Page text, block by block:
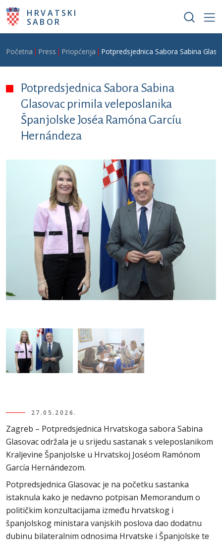
Skoči na glavni sadržaj
HRVATSKI
SABOR
Breadcrumb
Početna Press Priopćenja Potpredsjednica Sabora Sabina
Potpredsjednica Sabora Sabina
Glasovac primila veleposlanika
Španjolske Joséa Ramóna Garcíu
Hernándeza
27.05.2026.
Zagreb – Potpredsjednica Hrvatskoga sabora Sabina
Glasovac održala je u srijedu sastanak s veleposlanikom
Kraljevine Španjolske u Hrvatskoj Joséom Ramónom
García Hernándezom.
Potpredsjednica Glasovac je na početku sastanka
istaknula kako je nedavno potpisan Memorandum o
političkim konzultacijama između hrvatskog i
španjolskog ministara vanjskih poslova dao dodatnu
dubinu bilateralnim odnosima Hrvatske i Španjolske te